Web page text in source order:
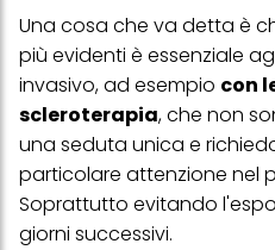
Una cosa che va detta è
più evidenti è essenziale
invasivo, ad esempio con
scleroterapia, che non
una seduta unica e
particolare attenzione nel
Soprattutto evitando
giorni successivi.